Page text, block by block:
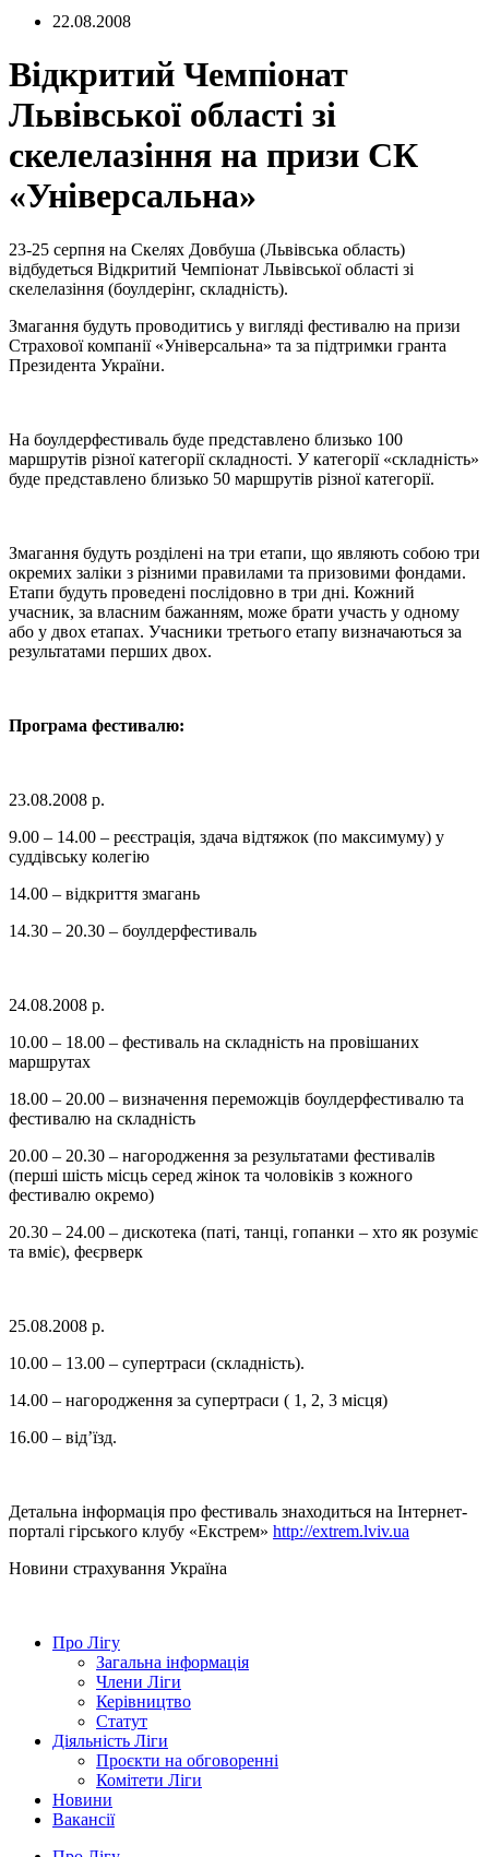
22.08.2008
Відкритий Чемпіонат
Львівської області зі
скелелазіння на призи СК
«Універсальна»
23-25 серпня на Скелях Довбуша (Львівська область)
відбудеться Відкритий Чемпіонат Львівської області зі
скелелазіння (боулдерінг, складність).
Змагання будуть проводитись у вигляді фестивалю на призи
Страхової компанії «Універсальна» та за підтримки гранта
Президента України.
На боулдерфестиваль буде представлено близько 100
маршрутів різної категорії складності. У категорії «складність»
буде представлено близько 50 маршрутів різної категорії.
Змагання будуть розділені на три етапи, що являють собою три
окремих заліки з різними правилами та призовими фондами.
Етапи будуть проведені послідовно в три дні. Кожний
учасник, за власним бажанням, може брати участь у одному
або у двох етапах. Учасники третього етапу визначаються за
результатами перших двох.
Програма фестивалю:
23.08.2008 р.
9.00 – 14.00 – реєстрація, здача відтяжок (по максимуму) у
суддівську колегію
14.00 – відкриття змагань
14.30 – 20.30 – боулдерфестиваль
24.08.2008 р.
10.00 – 18.00 – фестиваль на складність на провішаних
маршрутах
18.00 – 20.00 – визначення переможців боулдерфестивалю та
фестивалю на складність
20.00 – 20.30 – нагородження за результатами фестивалів
(перші шість місць серед жінок та чоловіків з кожного
фестивалю окремо)
20.30 – 24.00 – дискотека (паті, танці, гопанки – хто як розуміє
та вміє), феєрверк
25.08.2008 р.
10.00 – 13.00 – супертраси (складність).
14.00 – нагородження за супертраси ( 1, 2, 3 місця)
16.00 – від’їзд.
Детальна інформація про фестиваль знаходиться на Інтернет-
порталі гірського клубу «Екстрем» http://extrem.lviv.ua
Новини страхування Україна
Про Лігу
Загальна інформація
Члени Ліги
Керівництво
Статут
Діяльність Ліги
Проєкти на обговоренні
Комітети Ліги
Новини
Вакансії